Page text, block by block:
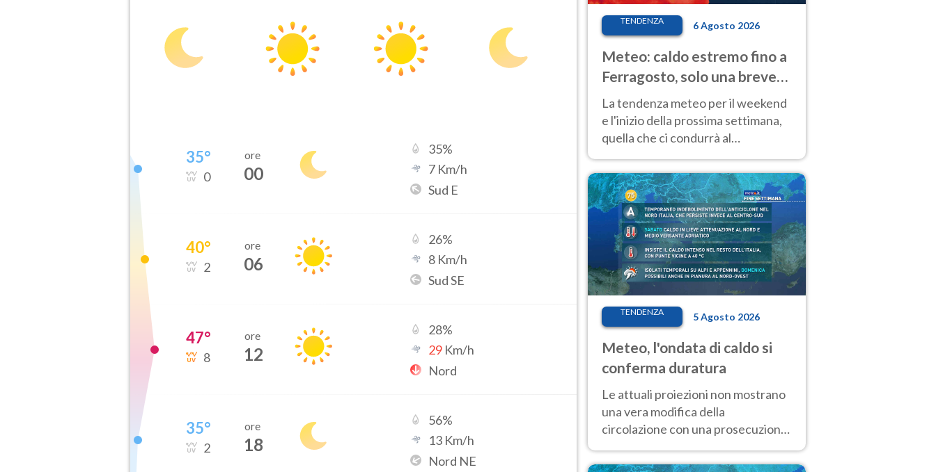
35°
0
ore
00
35%
7 Km/h
Sud E
40°
2
ore
06
26%
8 Km/h
Sud SE
47°
8
ore
12
28%
29 Km/h
Nord
35°
2
ore
18
56%
13 Km/h
Nord NE
TENDENZA 6 Agosto 2026
Meteo: caldo estremo fino a
Ferragosto, solo una breve
pausa. Ecco dove
La tendenza meteo per il weekend
e l'inizio della prossima settimana,
quella che ci condurrà al
temperature molto elevate
TENDENZA 5 Agosto 2026
Meteo, l'ondata di caldo si
conferma duratura
Le attuali proiezioni non mostrano
una vera modifica della
circolazione con una prosecuzione
giorni, compresa la settimana di